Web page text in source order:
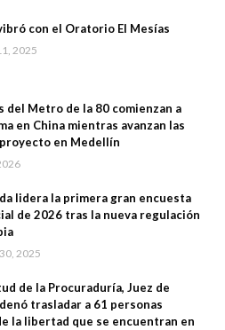
con el Oratorio El Mesías
2025
del Metro de la 80 comienzan a
en China mientras avanzan las
en Medellín
lidera la primera gran encuesta
de 2026 tras la nueva regulación
2025
de la Procuraduría, Juez de
trasladar a 61 personas
la libertad que se encuentran en